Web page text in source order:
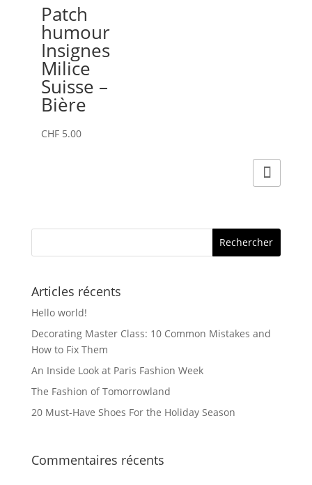
Patch
humour
Insignes
Milice
Suisse –
Bière
CHF5.00
Articles récents
Hello world!
Decorating Master Class: 10 Common Mistakes and
How to Fix Them
An Inside Look at Paris Fashion Week
The Fashion of Tomorrowland
20 Must-Have Shoes For the Holiday Season
Commentaires récents